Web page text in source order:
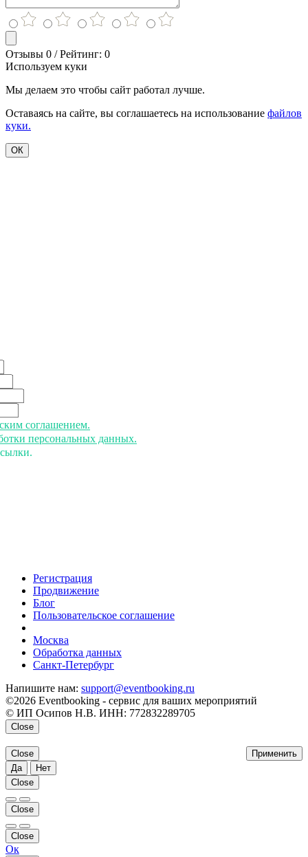
Отзывы 0 / Рейтинг: 0
Используем куки
Мы делаем это чтобы сайт работал лучше.
Оставаясь на сайте, вы соглашаетесь на использование файлов
куки.
ОК
соглашением.
персональных данных.
Регистрация
Продвижение
Блог
Пользовательское соглашение
Москва
Обработка данных
Санкт-Петербург
Напишите нам: support@eventbooking.ru
©2026 Eventbooking - сервис для ваших мероприятий
© ИП Осипов Н.В. ИНН: 772832289705
Close
Применить
Close
Да
Нет
Close
Close
Close
Ок